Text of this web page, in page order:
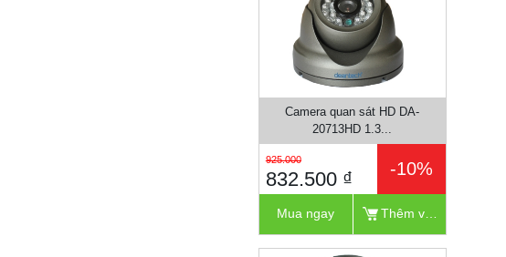
Camera quan sát HD DA-
20713HD 1.3...
925.000
832.500 ₫ -10%
Mua ngay Thêm vào giỏ